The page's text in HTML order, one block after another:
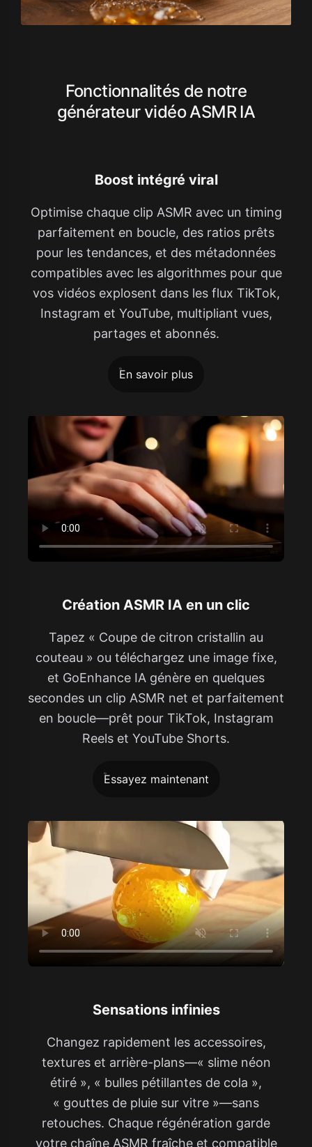
Fonctionnalités de notre
générateur vidéo ASMR IA
Boost intégré viral
Optimise chaque clip ASMR avec un timing
parfaitement en boucle, des ratios prêts
pour les tendances, et des métadonnées
compatibles avec les algorithmes pour que
vos vidéos explosent dans les flux TikTok,
Instagram et YouTube, multipliant vues,
partages et abonnés.
En savoir plus
Création ASMR IA en un clic
Tapez « Coupe de citron cristallin au
couteau » ou téléchargez une image fixe,
et GoEnhance IA génère en quelques
secondes un clip ASMR net et parfaitement
en boucle—prêt pour TikTok, Instagram
Reels et YouTube Shorts.
Essayez maintenant
Sensations infinies
Changez rapidement les accessoires,
textures et arrière-plans—« slime néon
étiré », « bulles pétillantes de cola »,
« gouttes de pluie sur vitre »—sans
retouches. Chaque régénération garde
votre chaîne ASMR fraîche et compatible